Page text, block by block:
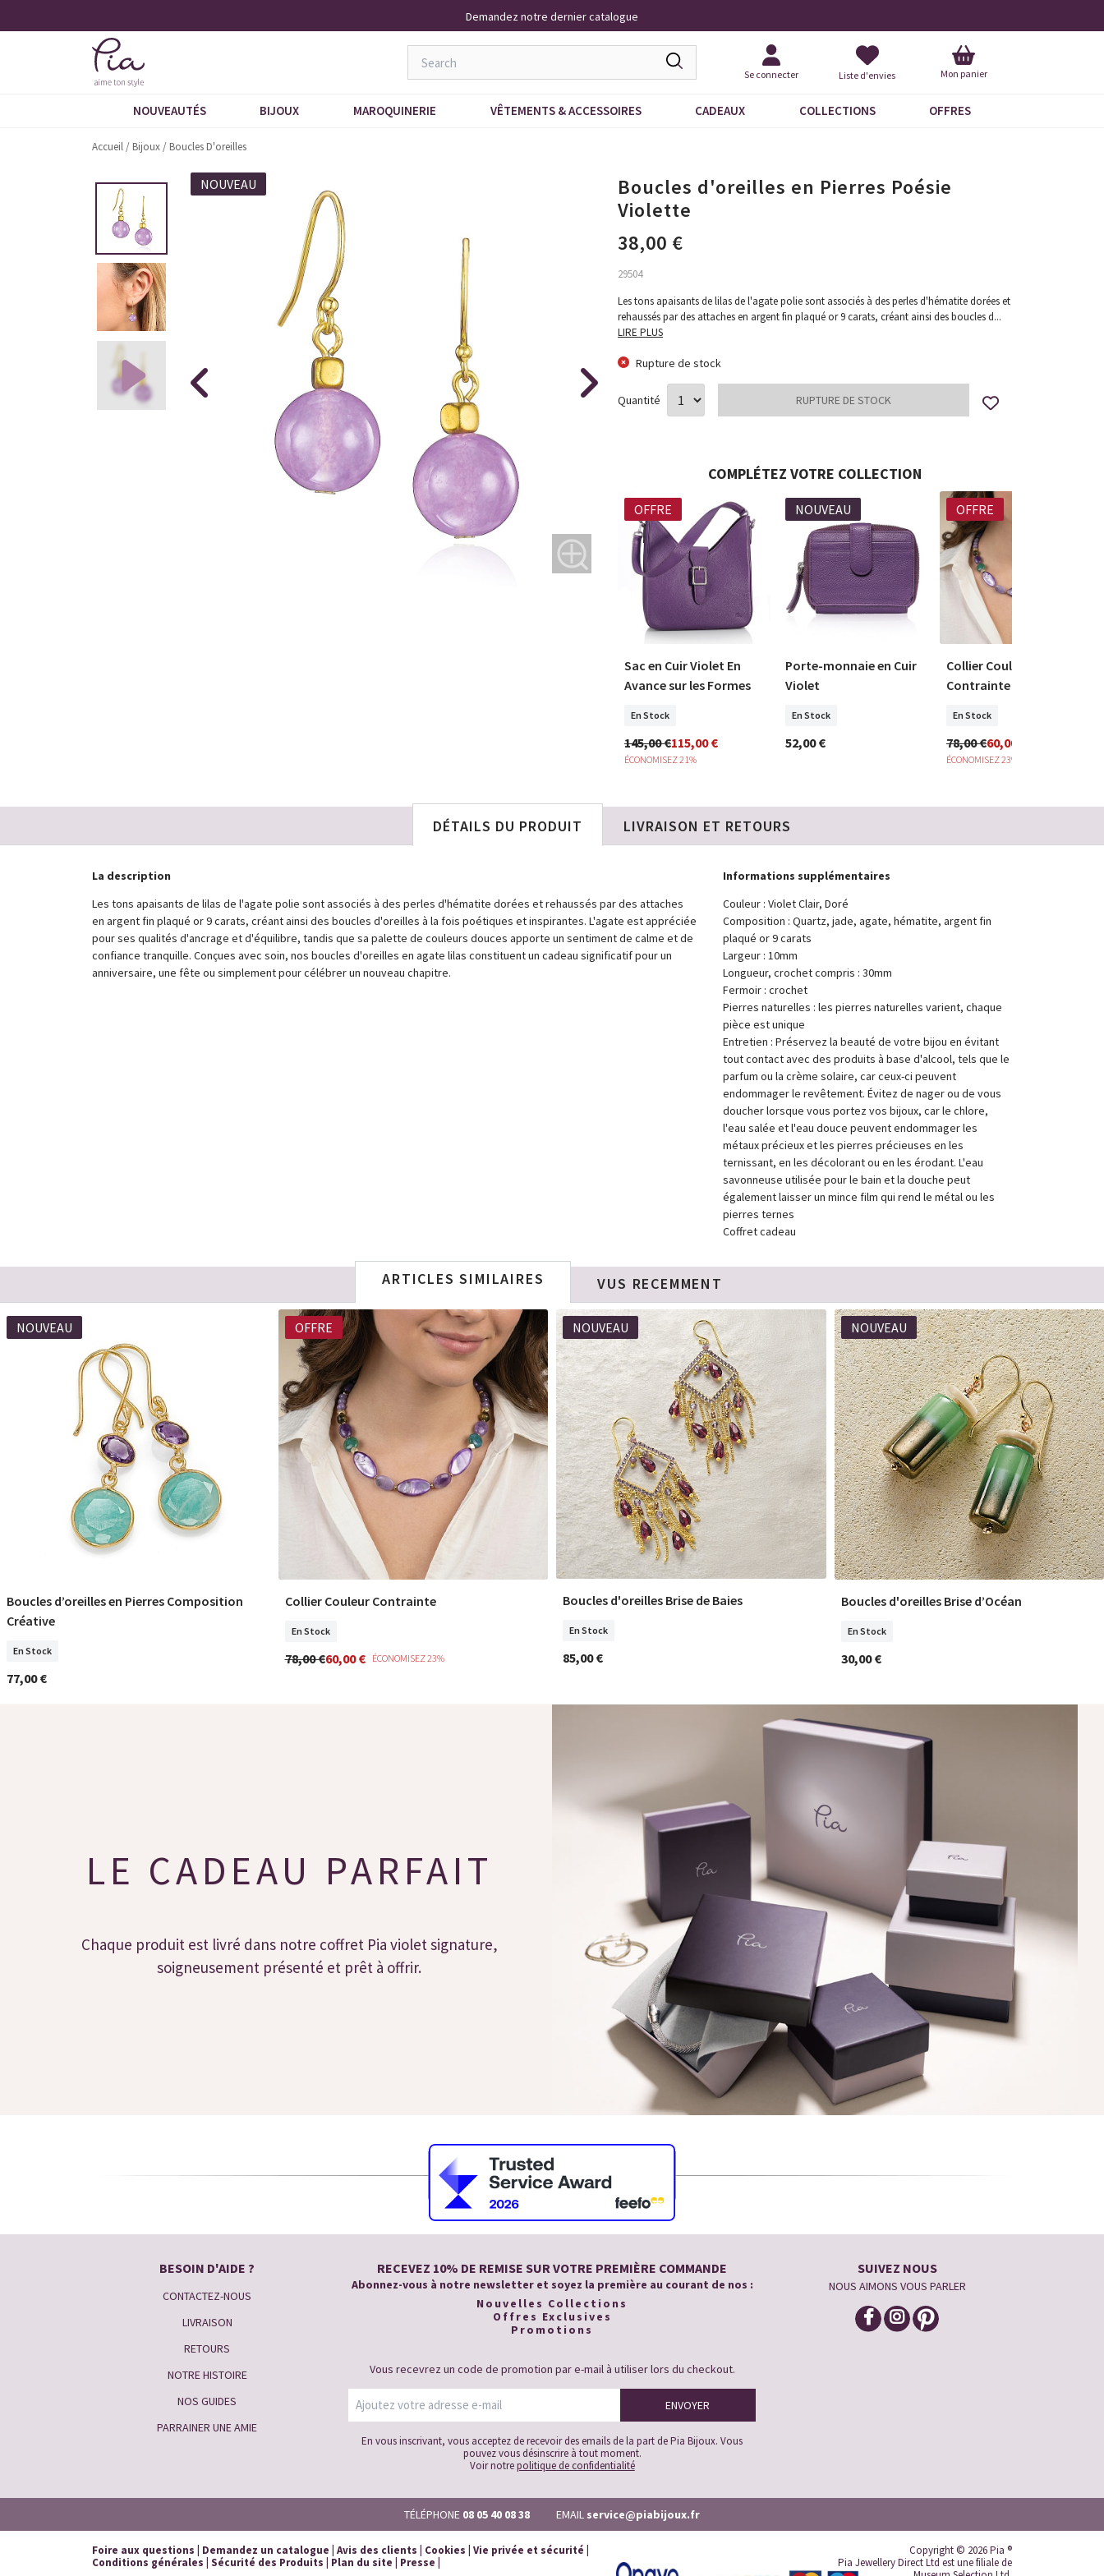
Livraison À Domicile 9,95 €
Se connecter Liste d'envies Mon panier
NOUVEAUTÉS BIJOUX MAROQUINERIE VÊTEMENTS & ACCESSOIRES CADEAUX COLLECTIONS OFFRES
Accueil/ Bijoux/ Boucles D'oreilles
NOUVEAU
Boucles d'oreilles en Pierres Poésie
Violette
38,00 €
29504
Les tons apaisants de lilas de l'agate polie sont associés à des perles d'hématite dorées et
rehaussés par des attaches en argent fin plaqué or 9 carats, créant ainsi des boucles d...
LIRE PLUS
Rupture de stock
Quantité
COMPLÉTEZ VOTRE COLLECTION
NOUVEAU OFFRE
Sac en Cuir Violet En
Avance sur les Formes
En Stock
145,00 €115,00 €
ÉCONOMISEZ 21%
NOUVEAU
Porte-monnaie en Cuir
Violet
En Stock
52,00 €
OFFRE
Collier Couleur
Contrainte
En Stock
78,00 €60,00 €
ÉCONOMISEZ 23%
DÉTAILS DU PRODUIT
La description
Les tons apaisants de lilas de l'agate polie sont associés à des perles d'hématite dorées et rehaussés par des attaches
en argent fin plaqué or 9 carats, créant ainsi des boucles d'oreilles à la fois poétiques et inspirantes. L'agate est appréciée
pour ses qualités d'ancrage et d'équilibre, tandis que sa palette de couleurs douces apporte un sentiment de calme et de
confiance tranquille. Conçues avec soin, nos boucles d'oreilles en agate lilas constituent un cadeau significatif pour un
anniversaire, une fête ou simplement pour célébrer un nouveau chapitre.
Informations supplémentaires
Couleur : Violet Clair, Doré
Composition : Quartz, jade, agate, hématite, argent fin
plaqué or 9 carats
Largeur : 10mm
Longueur, crochet compris : 30mm
Fermoir : crochet
Pierres naturelles : les pierres naturelles varient, chaque
pièce est unique
Entretien : Préservez la beauté de votre bijou en évitant
tout contact avec des produits à base d'alcool, tels que le
parfum ou la crème solaire, car ceux-ci peuvent
endommager le revêtement. Évitez de nager ou de vous
doucher lorsque vous portez vos bijoux, car le chlore,
l'eau salée et l'eau douce peuvent endommager les
métaux précieux et les pierres précieuses en les
ternissant, en les décolorant ou en les érodant. L'eau
savonneuse utilisée pour le bain et la douche peut
également laisser un mince film qui rend le métal ou les
pierres ternes
Coffret cadeau
LIVRAISON ET RETOURS
ARTICLES SIMILAIRES VUS RECEMMENT
NOUVEAU
COMMANDER
Boucles d’oreilles en Pierres Composition
Créative
En Stock
77,00 €
OFFRE
COMMANDER
Collier Couleur Contrainte
En Stock
78,00 €60,00 € ÉCONOMISEZ 23%
NOUVEAU
COMMANDER
Boucles d'oreilles Brise de Baies
En Stock
85,00 €
NOUVEAU
COMMANDER
Boucles d'oreilles Brise d’Océan
En Stock
30,00 €
LE CADEAU PARFAIT
Chaque produit est livré dans notre coffret Pia violet signature,
soigneusement présenté et prêt à offrir.
RECEVEZ 10% DE REMISE SUR VOTRE PREMIÈRE COMMANDE
Abonnez-vous à notre newsletter et soyez la première au courant de nos :
Nouvelles Collections
Offres Exclusives
Promotions
Vous recevrez un code de promotion par e-mail à utiliser lors du checkout.
En vous inscrivant, vous acceptez de recevoir des emails de la part de Pia Bijoux. Vous
pouvez vous désinscrire à tout moment.
Voir notrepolitique de confidentialité
SUIVEZ NOUS
NOUS AIMONS VOUS PARLER
BESOIN D'AIDE ?
CONTACTEZ-NOUS
LIVRAISON
RETOURS
NOTRE HISTOIRE
NOS GUIDES
PARRAINER UNE AMIE
TÉLÉPHONE 08 05 40 08 38 EMAIL service@piabijoux.fr
Foire aux questions Demandez un catalogue Avis des clients Cookies Vie privée et sécurité
Conditions générales Sécurité des Produits Plan du site Presse
Copyright © 2026 Pia ®
Pia Jewellery Direct Ltd est une filiale de